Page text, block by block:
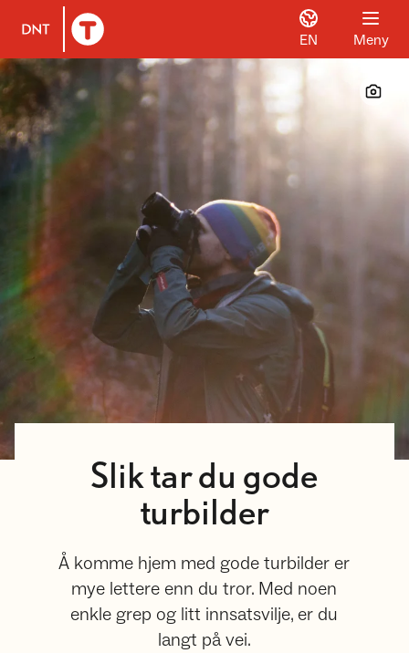
Til DNT.no forside
EN Meny
Slik tar du gode
turbilder
Å komme hjem med gode turbilder er
mye lettere enn du tror. Med noen
enkle grep og litt innsatsvilje, er du
langt på vei.